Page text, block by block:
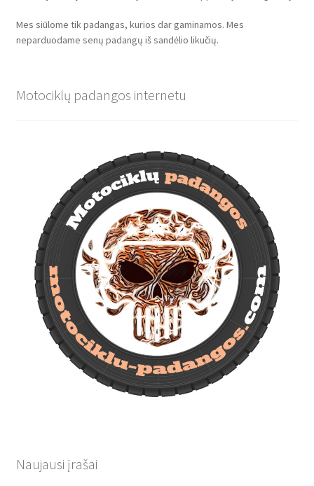
Mes siūlome tik padangas, kurios dar gaminamos. Mes
neparduodame senų padangų iš sandėlio likučių.
Motociklų padangos internetu
Naujausi įrašai